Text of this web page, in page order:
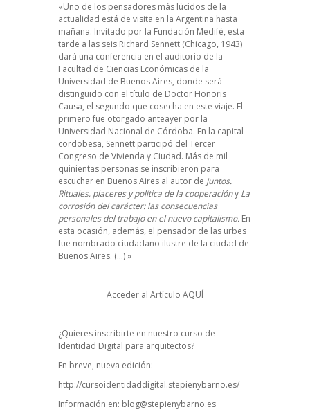
«Uno de los pensadores más lúcidos de la
actualidad está de visita en la Argentina hasta
mañana. Invitado por la Fundación Medifé, esta
tarde a las seis Richard Sennett (Chicago, 1943)
dará una conferencia en el auditorio de la
Facultad de Ciencias Económicas de la
Universidad de Buenos Aires, donde será
distinguido con el título de Doctor Honoris
Causa, el segundo que cosecha en este viaje. El
primero fue otorgado anteayer por la
Universidad Nacional de Córdoba. En la capital
cordobesa, Sennett participó del Tercer
Congreso de Vivienda y Ciudad. Más de mil
quinientas personas se inscribieron para
escuchar en Buenos Aires al autor de Juntos.
Rituales, placeres y política de la cooperacióny La
corrosión del carácter: las consecuencias
personales del trabajo en el nuevo capitalismo. En
esta ocasión, además, el pensador de las urbes
fue nombrado ciudadano ilustre de la ciudad de
Buenos Aires. (…) »
Acceder al Artículo AQUÍ
¿Quieres inscribirte en nuestro curso de
Identidad Digital para arquitectos?
En breve, nueva edición:
http://cursoidentidaddigital.stepienybarno.es/
Información en: blog@stepienybarno.es